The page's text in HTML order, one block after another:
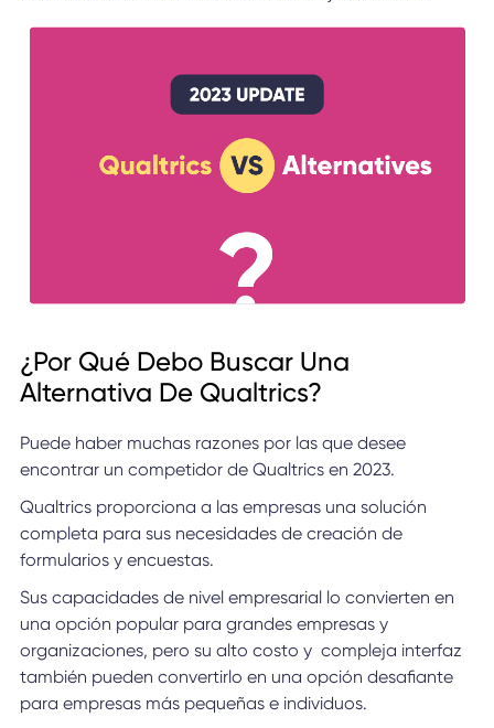
¿Por Qué Debo Buscar Una
Alternativa De Qualtrics?
Puede haber muchas razones por las que desee
encontrar un competidor de Qualtrics en 2023.
Qualtrics proporciona a las empresas una solución
completa para sus necesidades de creación de
formularios y encuestas.
Sus capacidades de nivel empresarial lo convierten en
una opción popular para grandes empresas y
organizaciones, pero su alto costo y compleja interfaz
también pueden convertirlo en una opción desafiante
para empresas más pequeñas e individuos.